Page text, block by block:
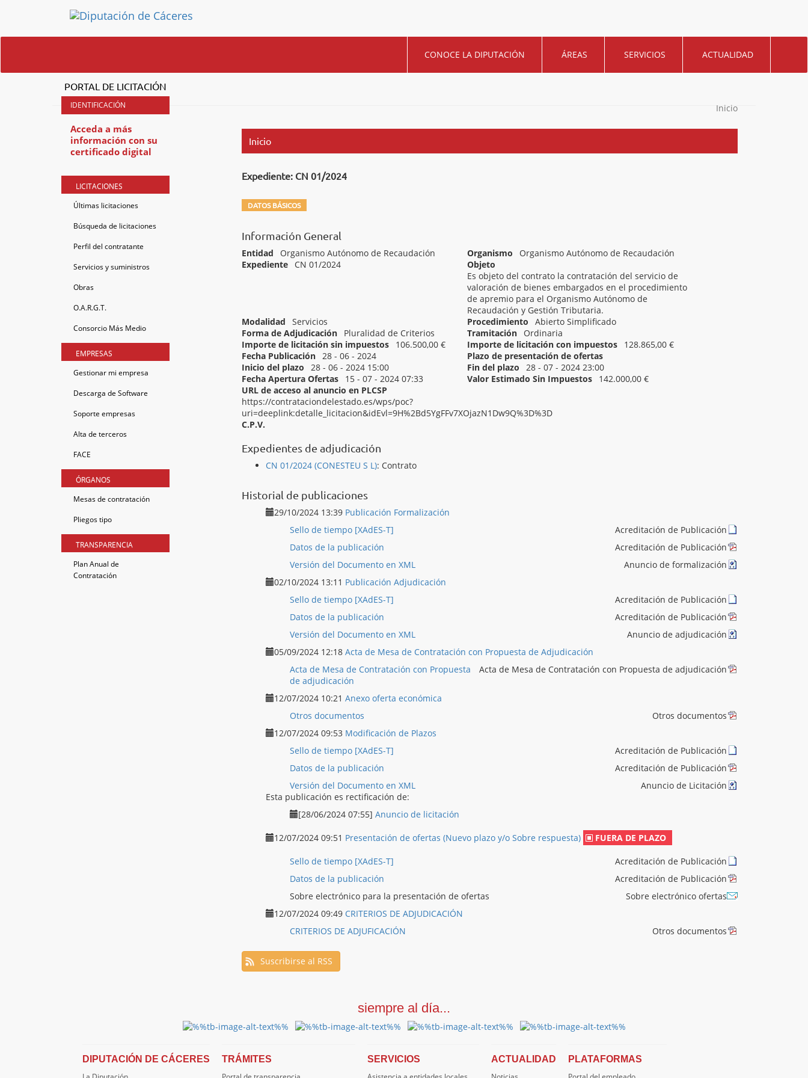
CONOCE LA DIPUTACIÓN ÁREAS SERVICIOS ACTUALIDAD
PORTAL DE LICITACIÓN
Acceda a más
información con su
certificado digital
LICITACIONES
Últimas licitaciones
Búsqueda de licitaciones
Perfil del contratante
Servicios y suministros
Obras
O.A.R.G.T.
Consorcio Más Medio
EMPRESAS
Gestionar mi empresa
Descarga de Software
Soporte empresas
Alta de terceros
FACE
ÓRGANOS
Mesas de contratación
Pliegos tipo
TRANSPARENCIA
Plan Anual de
Contratación
Inicio
Inicio
Expediente: CN 01/2024
DATOS BÁSICOS
Información General
Entidad Organismo Autónomo de Recaudación Organismo
Organismo Autónomo de Recaudación
Expediente
CN 01/2024
Objeto
Es objeto del contrato la contratación del servicio de
valoración de bienes embargados en el procedimiento
de apremio para el Organismo Autónomo de
Recaudación y Gestión Tributaria.
Modalidad
Servicios Procedimiento
Abierto Simplificado
Forma de Adjudicación
Pluralidad de Criterios Tramitación
Ordinaria
Importe de licitación sin impuestos
106.500,00 € Importe de licitación con impuestos
128.865,00 €
Fecha Publicación 28 - 06 - 2024
Plazo de presentación de ofertas
Inicio del plazo
28 - 06 - 2024 15:00 Fin del plazo
28 - 07 - 2024 23:00
Fecha Apertura Ofertas
15 - 07 - 2024 07:33 Valor Estimado Sin Impuestos
142.000,00 €
URL de acceso al anuncio en PLCSP
https://contrataciondelestado.es/wps/poc?
uri=deeplink:detalle_licitacion&idEvl=9H%2Bd5YgFFv7XOjazN1Dw9Q%3D%3D
C.P.V.
Expedientes de adjudicación
CN 01/2024 (CONESTEU S L): Contrato
Historial de publicaciones
29/10/2024 13:39 Publicación Formalización
Acreditación de Publicación
Sello de tiempo [XAdES-T]
Acreditación de Publicación
Datos de la publicación
Anuncio de formalización
Versión del Documento en XML
02/10/2024 13:11 Publicación Adjudicación
Acreditación de Publicación
Sello de tiempo [XAdES-T]
Acreditación de Publicación
Datos de la publicación
Anuncio de adjudicación
Versión del Documento en XML
05/09/2024 12:18 Acta de Mesa de Contratación con Propuesta de Adjudicación
Acta de Mesa de Contratación con Propuesta de adjudicación
Acta de Mesa de Contratación con Propuesta
de adjudicación
12/07/2024 10:21 Anexo oferta económica
Otros documentos
Otros documentos
12/07/2024 09:53 Modificación de Plazos
Acreditación de Publicación
Sello de tiempo [XAdES-T]
Acreditación de Publicación
Datos de la publicación
Anuncio de Licitación
Versión del Documento en XML
Esta publicación es rectificación de:
[28/06/2024 07:55] Anuncio de licitación
12/07/2024 09:51 Presentación de ofertas (Nuevo plazo y/o Sobre respuesta) FUERA DE PLAZO
Acreditación de Publicación
Sello de tiempo [XAdES-T]
Acreditación de Publicación
Datos de la publicación
Sobre electrónico ofertas
Sobre electrónico para la presentación de ofertas
12/07/2024 09:49 CRITERIOS DE ADJUDICACIÓN
Otros documentos
CRITERIOS DE ADJUFICACIÓN
Suscribirse al RSS
siempre al día...
DIPUTACIÓN DE CÁCERES
TRÁMITES
SERVICIOS
ACTUALIDAD
PLATAFORMAS